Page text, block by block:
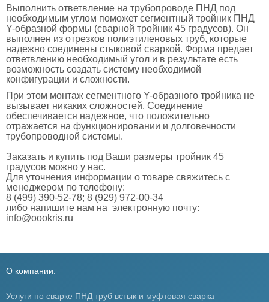
Выполнить ответвление на трубопроводе ПНД под
необходимым углом поможет сегментный тройник ПНД
Y-образной формы (сварной тройник 45 градусов). Он
выполнен из отрезков полиэтиленовых труб, которые
надежно соединены стыковой сваркой. Форма предает
ответвлению необходимый угол и в результате есть
возможность создать систему необходимой
конфигурации и сложности.
При этом монтаж сегментного Y-образного тройника не
вызывает никаких сложностей. Соединение
обеспечивается надежное, что положительно
отражается на функционировании и долговечности
трубопроводной системы.
Заказать и купить под Ваши размеры тройник 45
градусов можно у нас.
Для уточнения информации о товаре свяжитесь с
менеджером по телефону:
8 (499) 390-52-78; 8 (929) 972-00-34
либо напишите нам на электронную почту:
info@oookris.ru
О компании:
Услуги по сварке ПНД труб встык и муфтовая сварка